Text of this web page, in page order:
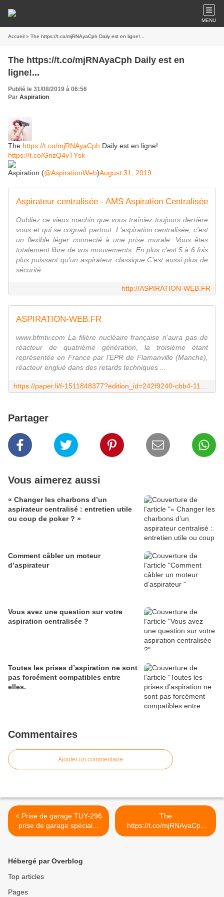
MENU
Accueil » The https://t.co/mjRNAyaCph Daily est en ligne!...
The https://t.co/mjRNAyaCph Daily est en
ligne!...
Publié le 31/08/2019 à 06:56
Par Aspiration
The https://t.co/mjRNAyaCph Daily est en ligne!
https://t.co/GnzQ4vTYsk
Aspiration (@AspirationWeb)August 31, 2019
Aspirateur centralisée - AMS Aspiration Centralisée
Oubliez ce vieux machin que vous traîniez toujours derrière
vous et qui se cognait partout. L'aspiration centralisée, c'est
un flexible léger connecté à une prise murale. Vous êtes
totalement libre de vos mouvements. En plus c'est 5 à 6 fois
plus puissant qu'un aspirateur classique.C'est aussi plus de
sécurité.
http://ASPIRATION-WEB.FR
ASPIRATION-WEB.FR
www.bfmtv.com La filière nucléaire française n'aura pas de
réacteur de quatrième génération, la troisième étant
représentée en France par l'EPR de Flamanville (Manche),
réacteur englué dans des retards techniques ...
Partager
Vous aimerez aussi
« Changer les charbons d’un
aspirateur centralisé : entretien utile
ou coup de poker ? »
Comment câbler un moteur
d’aspirateur
Vous avez une question sur votre
aspiration centralisée ?
Toutes les prises d’aspiration ne sont
pas forcément compatibles entre
elles.
Commentaires
Ajouter un commentaire
< Prise de garage TUY-296
prise de garage spécial...
The
https://t.co/mjRNAyaCph
Daily est en ligne!... >
Hébergé par Overblog
Top articles
Pages